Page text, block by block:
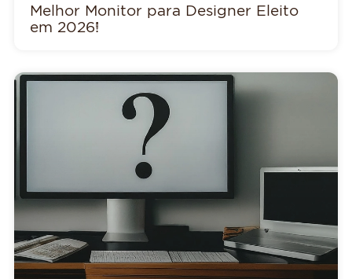
Melhor Monitor para Designer Eleito
em 2026!